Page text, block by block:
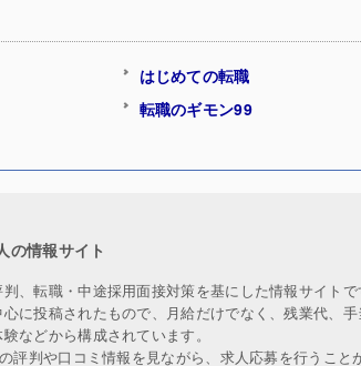
はじめての転職
転職のギモン99
の情報サイト
、転職・中途採用面接対策を基にした情報サイト
に投稿されたもので、月給だけでなく、残業代、
などから構成されています。
判や口コミ情報を見ながら、求人応募を行うこと